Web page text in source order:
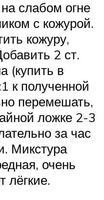
слабом огне
с кожурой.
кожуру,
2 ст.
(купить в
к полученной
перемешать,
ложке 2-3
за час
Микстура
очень
лёгкие.